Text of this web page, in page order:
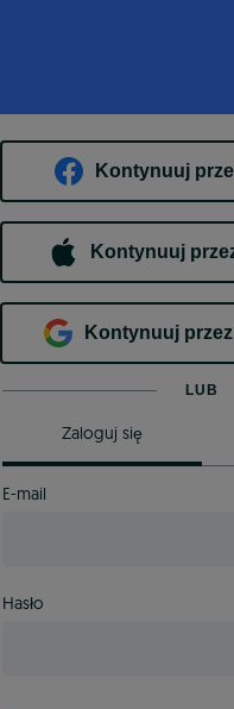
Kontynuuj
Kontynuuj
Kontynuuj
LUB
Zaloguj się
E-mail
Hasło